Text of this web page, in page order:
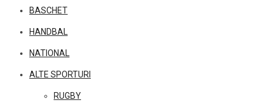
BASCHET
HANDBAL
NATIONAL
ALTE SPORTURI
RUGBY